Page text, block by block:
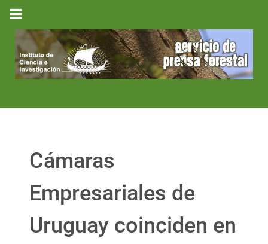
Cámaras
Empresariales de
Uruguay coinciden en